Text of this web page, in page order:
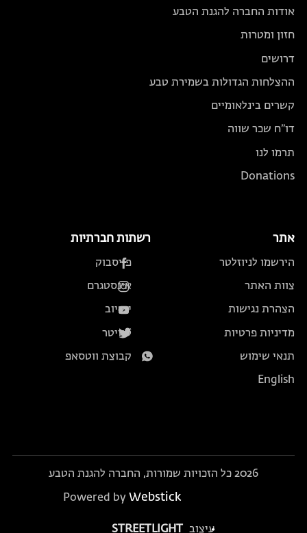
אודות החברה להגנת הטבע
חזון ומטרות
דרושים
ההצלחות הגדולות בשמירת טבע
קשרים בינלאומיים
דו״ח שכר שווה
תרמו לנו
Donations
אתר
הירשמו לניוזלטר
צוות האתר
הצהרת נגישות
מדיניות פרטיות
תנאי שימוש
English
רשתות חברתיות
פייסבוק
אינסטגרם
יוטיוב
טוויטר
קבוצת ווטסאפ
2026 כל הזכויות שמורות, החברה להגנת הטבע
Powered by Webstick
עיצוב STREETLIGHT